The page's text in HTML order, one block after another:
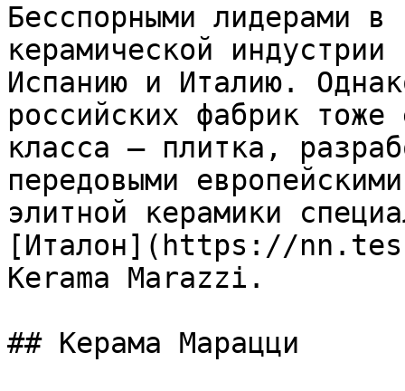
Бесспорными лидерами в
керамической
Испанию и Италию.
российских фабрик
класса – плитка,
передовыми
элитной керамики
[Италон](https://
Kerama Marazzi.
## Керама Марацци